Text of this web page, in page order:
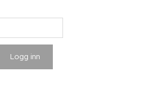
Logg inn